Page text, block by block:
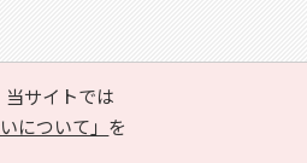
サイトでは
について」 を